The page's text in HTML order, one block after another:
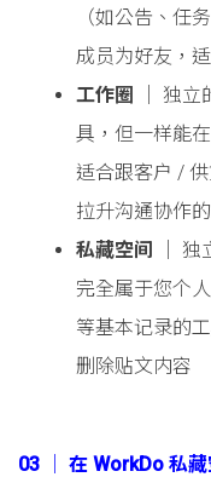
（如公告、任
成员为好友，
工作圈
│ 独立
具，但一样能
适合跟客户 /
拉升沟通协作
私藏空间 │ 独
完全属于您个
等基本记录的
删除贴文内容
03 │ 在 WorkDo 私